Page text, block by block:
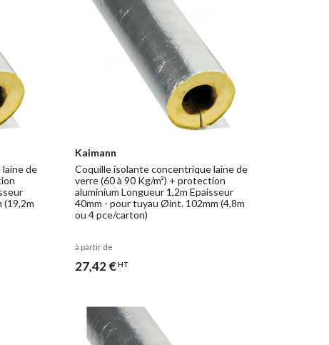
de
(19,2m
Kaimann
Coquille isolante concentrique laine de
verre (60 à 90 Kg/m²) + protection
aluminium Longueur 1,2m Epaisseur
40mm - pour tuyau Øint. 102mm (4,8m
ou 4 pce/carton)
à partir de
27,42 €HT